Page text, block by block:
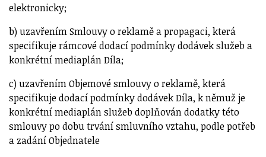
elektronicky;
b) uzavřením Smlouvy o reklamě a propagaci, která
specifikuje rámcové dodací podmínky dodávek služeb a
konkrétní mediaplán Díla;
c) uzavřením Objemové smlouvy o reklamě, která
specifikuje dodací podmínky dodávek Díla, k němuž je
konkrétní mediaplán služeb doplňován dodatky této
smlouvy po dobu trvání smluvního vztahu, podle potřeb
a zadání Objednatele